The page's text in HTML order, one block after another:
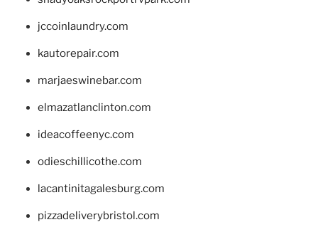
jccoinlaundry.com
kautorepair.com
marjaeswinebar.com
elmazatlanclinton.com
ideacoffeenyc.com
odieschillicothe.com
lacantinitagalesburg.com
pizzadeliverybristol.com